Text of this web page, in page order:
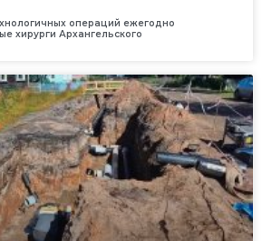
операций ежегодно
хирурги Архангельского